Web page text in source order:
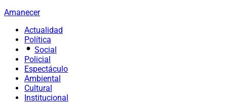
Amanecer
Actualidad
Política
Social
Policial
Espectáculo
Ambiental
Cultural
Institucional